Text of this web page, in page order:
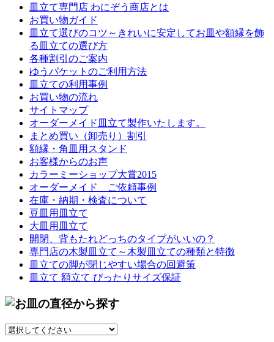
皿立て専門店 わにぞう商店とは
お買い物ガイド
皿立て選びのコツ～きれいに安定してお皿や額縁を飾
る皿立ての選び方
各種割引のご案内
ゆうパケットのご利用方法
皿立ての利用事例
お買い物の流れ
サイトマップ
オーダーメイド皿立て製作いたします。
まとめ買い（卸売り）割引
額縁・角皿用スタンド
お客様からのお声
カラーミーショップ大賞2015
オーダーメイド ご依頼事例
在庫・納期・検査について
豆皿用皿立て
大皿用皿立て
開閉、背もたれどっちのタイプがいいの？
専門店の木製皿立て～木製皿立ての種類と特徴
皿立ての脚が閉じやすい場合の回避策
皿立て 額立て ぴったりサイズ保証